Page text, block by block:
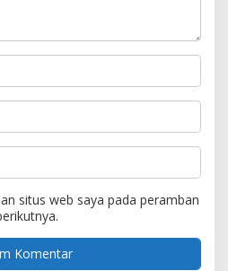
situs web saya pada peramban